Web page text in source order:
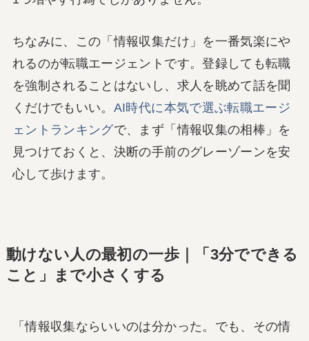
ちなみに、この「情報収集だけ」を一番気楽にや
れるのが転職エージェントです。登録しても転職
を強制されることはないし、求人を眺めて話を聞
くだけでもいい。 AI時代に本気で選ぶ転職エージ
ェントランキングで、まず「情報収集の相棒」を
見つけておくと、決断の手前のグレーゾーンを安
心して歩けます。
動けない人の最初の一歩｜「3分でできる
こと」まで小さくする
「情報収集ならいいのは分かった。でも、その情